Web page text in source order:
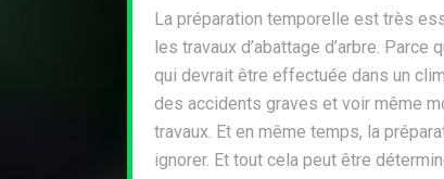
La préparation temporelle est très
les travaux d’abattage d’arbre. Parce
qui devrait être effectuée dans un
des accidents graves et voir même
travaux. Et en même temps, la
ignorer. Et tout cela peut être